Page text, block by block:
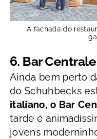
A fachada do
6. Bar Centrale
Ainda bem perto
do Schuhbecks
italiano, o Bar
tarde é
jovens